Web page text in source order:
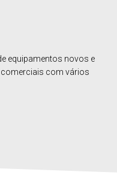
equipamentos novos e
com vários